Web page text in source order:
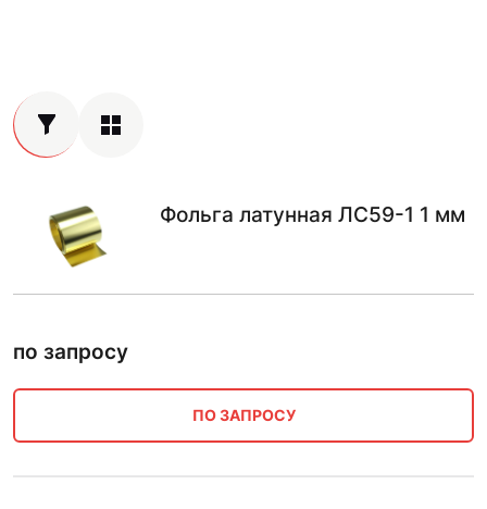
Фольга латунная ЛС59-1 1 мм
по запросу
ПО ЗАПРОСУ